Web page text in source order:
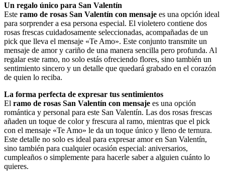
Un regalo único para San Valentín
Este ramo de rosas San Valentín con mensaje es una opción ideal
para sorprender a esa persona especial. El violetero contiene dos
rosas frescas cuidadosamente seleccionadas, acompañadas de un
pick que lleva el mensaje «Te Amo». Este conjunto transmite un
mensaje de amor y cariño de una manera sencilla pero profunda. Al
regalar este ramo, no solo estás ofreciendo flores, sino también un
sentimiento sincero y un detalle que quedará grabado en el corazón
de quien lo reciba.
La forma perfecta de expresar tus sentimientos
El ramo de rosas San Valentín con mensaje es una opción
romántica y personal para este San Valentín. Las dos rosas frescas
añaden un toque de color y frescura al ramo, mientras que el pick
con el mensaje «Te Amo» le da un toque único y lleno de ternura.
Este detalle no solo es ideal para expresar amor en San Valentín,
sino también para cualquier ocasión especial: aniversarios,
cumpleaños o simplemente para hacerle saber a alguien cuánto lo
quieres.